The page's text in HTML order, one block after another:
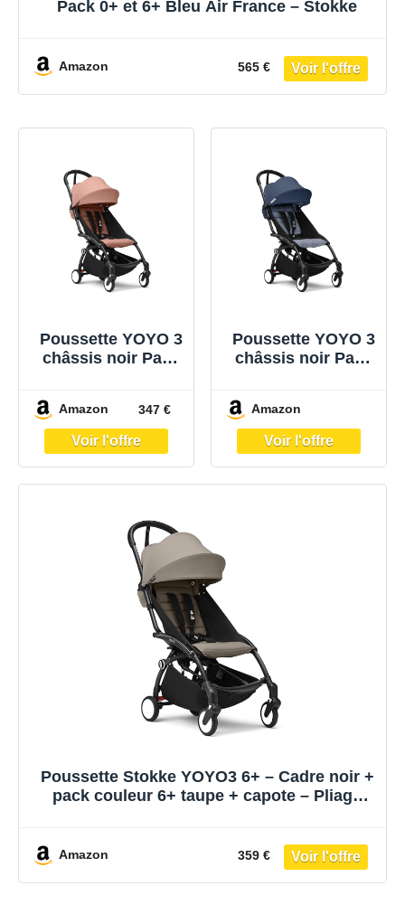
Pack 0+ et 6+ Bleu Air France – Stokke
Amazon 565 €
Poussette YOYO 3
châssis noir Pack
Amazon 347 €
Poussette YOYO 3
châssis noir Pack
Amazon
Poussette Stokke YOYO3 6+ – Cadre noir +
pack couleur 6+ taupe + capote – Pliage
Amazon 359 €